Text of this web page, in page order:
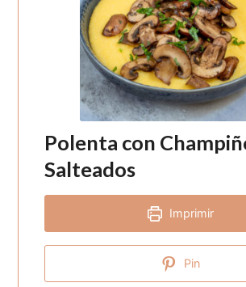
Polenta con
Salteados
Imprimir
Pin